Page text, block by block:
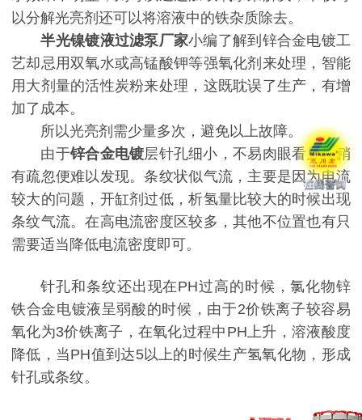
以分解光亮剂还可以将溶液中的铁杂质除去。
半光镍镀液过滤泵厂家小编了解到锌合金电镀工
艺却忌用双氧水或高锰酸钾等强氧化剂来处理，智能
用大剂量的活性炭粉来处理，这既耽误了生产，有增
加了成本。
所以光亮剂需少量多次，避免以上故障。
由于锌合金电镀层针孔细小，不易肉眼看见，稍
有疏忽便难以发现。条纹状似气流，主要是因为电流
较大的问题，开缸剂过低，析氢量比较大的时候出现
条纹气流。在高电流密度区较多，其他不位置也有只
需要适当降低电流密度即可。
针孔和条纹还出现在PH过高的时候，氯化物锌
铁合金电镀液呈弱酸的时候，由于2价铁离子较容易
氧化为3价铁离子，在氧化过程中PH上升，溶液酸度
降低，当PH值到达5以上的时候生产氢氧化物，形成
针孔或条纹。